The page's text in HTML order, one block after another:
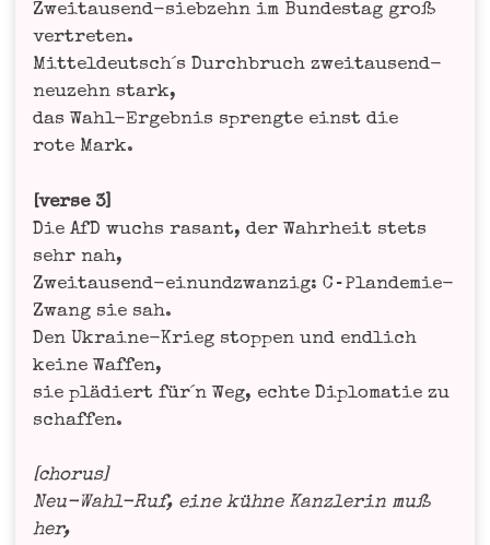
Zwei­tau­send-sieb­zehn im Bun­des­tag groß
ver­tre­ten.
Mitteldeutsch´s Durch­bruch zwei­tau­send-
neu­zehn stark,
das Wahl-Ergeb­nis spreng­te einst die
rote Mark.
[ver­se 3]
Die AfD wuchs rasant, der Wahr­heit stets
sehr nah,
Zwei­tau­send-ein­und­zwan­zig: C‑P­lan­de­mie-
Zwang sie sah.
Den Ukrai­ne-Krieg stop­pen und end­lich
kei­ne Waf­fen,
sie plä­diert für´n Weg, ech­te Diplo­ma­tie zu
schaf­fen.
[cho­rus]
Neu-Wahl-Ruf, eine küh­ne Kanz­le­rin muß
her,